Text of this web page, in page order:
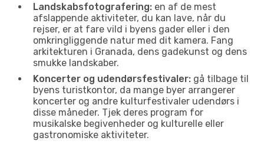
Landskabsfotografering: en af de mest
afslappende aktiviteter, du kan lave, når du
rejser, er at fare vild i byens gader eller i den
omkringliggende natur med dit kamera. Fang
arkitekturen i Granada, dens gadekunst og dens
smukke landskaber.
Koncerter og udendørsfestivaler: gå tilbage til
byens turistkontor, da mange byer arrangerer
koncerter og andre kulturfestivaler udendørs i
disse måneder. Tjek deres program for
musikalske begivenheder og kulturelle eller
gastronomiske aktiviteter.